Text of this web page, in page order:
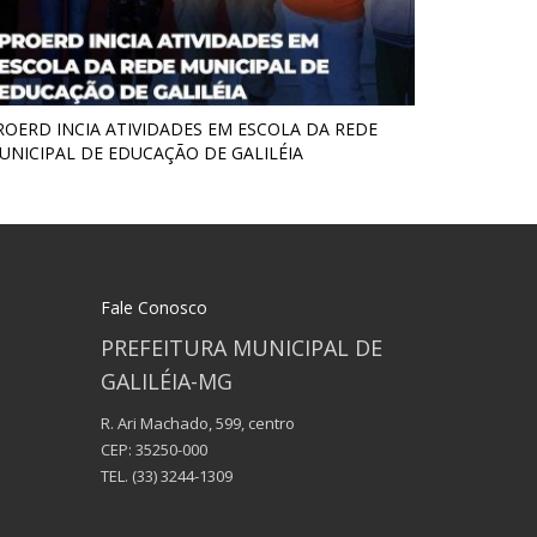
INCIA ATIVIDADES EM ESCOLA DA REDE
DE EDUCAÇÃO DE GALILÉIA
Fale Conosco
PREFEITURA MUNICIPAL DE
GALILÉIA-MG
R. Ari Machado, 599, centro
CEP: 35250-000
TEL. (33) 3244-1309